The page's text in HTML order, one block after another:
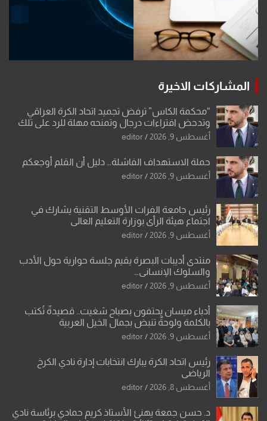
المشاركات الاخيرة
“محكمة الكاس” ترفض تجميد اتحاد الكرة العراقي
وتدحض افتراءات درجال وتمنحه مهلة للرد على تلك
الشكوى
أغسطس 9, 2026 editor
حملة الاستهداف الفاشلة… دليل أن القلم أوجعكم
أغسطس 9, 2026 editor
رئيس جامعة الفرات الأوسط التقنية يشارك في
اجتماع هيئة الرأي بوزارة التعليم العالي
أغسطس 9, 2026 editor
منتدى أديبات البصرة يقيم جلسة حوارية حول الأدب
والسلوك الإنساني…
أغسطس 9, 2026 editor
أدباء ميسان يحتفون بصباح شغيت.. قصيدةٌ تُكتب
بالكلمة ولوحةٌ تنبض بجمال الخيل العربية
أغسطس 9, 2026 editor
رئيس اتحاد الكرة يبارك انتخابات إدارة نادي الكرخ
الرياضي
أغسطس 8, 2026 editor
د. حسن جمعة يهنئ الأستاذ كريم حمادي برئاسة نادي